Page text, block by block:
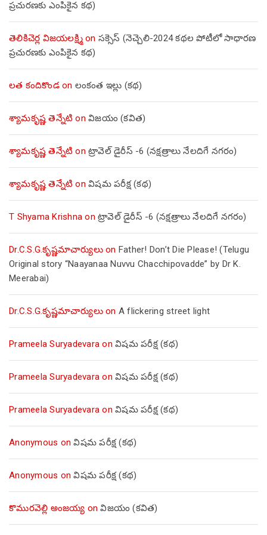
ప్రచురణకు ఎంపికైన కథ)
తెలికిచెర్ల విజయలక్ష్మిon సక్సెస్ (నెచ్చెలి-2024 కథల పోటీలో సాధారణ
ప్రచురణకు ఎంపికైన కథ)
లత కందికొండon లంకంత ఇల్లు (కథ)
శ్యామకృష్ణ తెన్నేటి on విజయం (కవిత)
శ్యామకృష్ణ తెన్నేటి on ట్రావెల్ డైరీస్ -6 (నక్షత్రాలు నేలదిగే నగరం)
శ్యామకృష్ణ తెన్నేటి on విషమ పరీక్ష (క‌థ‌)
T Shyama Krishna on ట్రావెల్ డైరీస్ -6 (నక్షత్రాలు నేలదిగే నగరం)
Dr.C.S.G.కృష్ణమాచార్యులుon Father! Don’t Die Please! (Telugu
Original story “Naayanaa Nuvvu Chacchipovadde” by Dr K.
Meerabai)
Dr.C.S.G.కృష్ణమాచార్యులుon A flickering street light
Prameela Suryadevara on విషమ పరీక్ష (క‌థ‌)
Prameela Suryadevara on విషమ పరీక్ష (క‌థ‌)
Prameela Suryadevara on విషమ పరీక్ష (క‌థ‌)
Anonymous onవిషమ పరీక్ష (క‌థ‌)
Anonymous onవిషమ పరీక్ష (క‌థ‌)
కొమురవెల్లి అంజయ్య onవిజయం (కవిత)